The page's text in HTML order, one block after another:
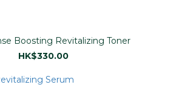
Boosting Revitalizing Toner
HK$330.00